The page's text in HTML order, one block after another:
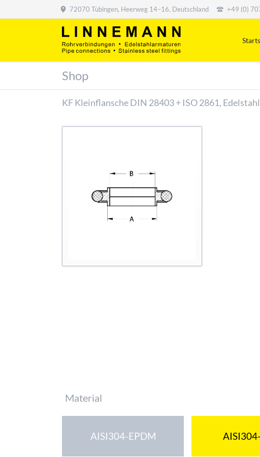
72070 Tübingen, Heerweg 14–16, Deutschland +49 (0)
Shop
KF Kleinflansche DIN 28403 + ISO 2861,
Pflichtfeld
Material
AISI304-EPDM